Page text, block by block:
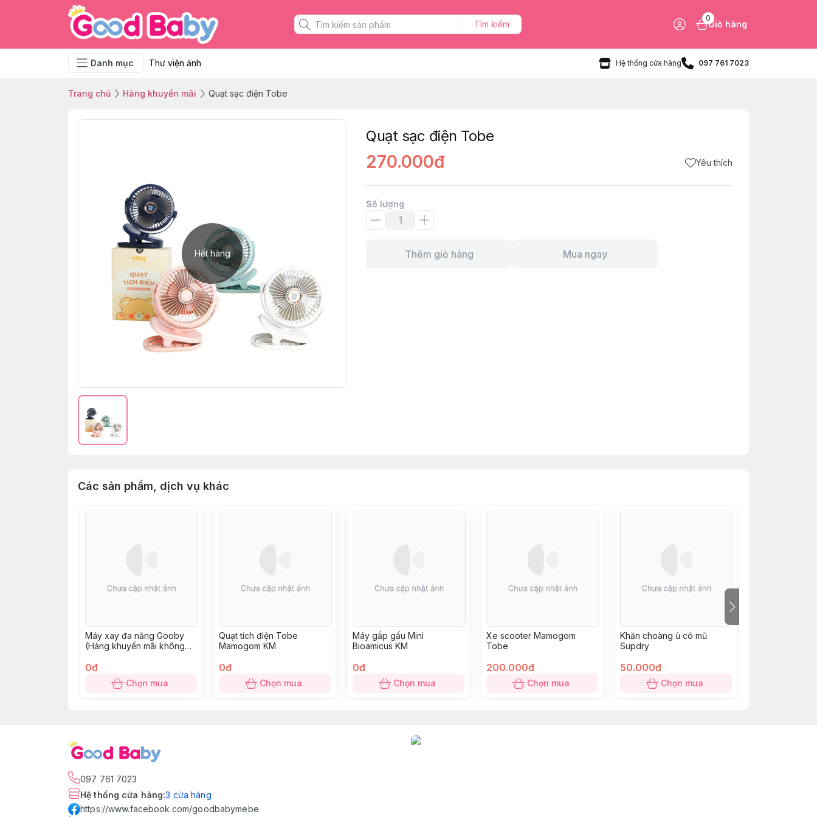
Tìm kiếm
0
Giỏ hàng
Danh mục Thư viện ảnh Hệ thống cửa hàng 097 761 7023
Trang chủ Hàng khuyến mãi Quạt sạc điện Tobe
Hết hàng
Quạt sạc điện Tobe
270.000đ Yêu thích
Số lượng
Thêm giỏ hàng Mua ngay
Các sản phẩm, dịch vụ khác
Máy xay đa năng Gooby
(Hàng khuyến mãi không
0đ
Chọn mua
Quạt tích điện Tobe
Mamogom KM
0đ
Chọn mua
Máy gắp gấu Mini
Bioamicus KM
0đ
Chọn mua
Xe scooter Mamogom
Tobe
200.000đ
Chọn mua
Khăn choàng ủ có mũ
Supdry
50.000đ
Chọn mua
097 761 7023
Hệ thống cửa hàng:3 cửa hàng
https://www.facebook.com/goodbabymebe